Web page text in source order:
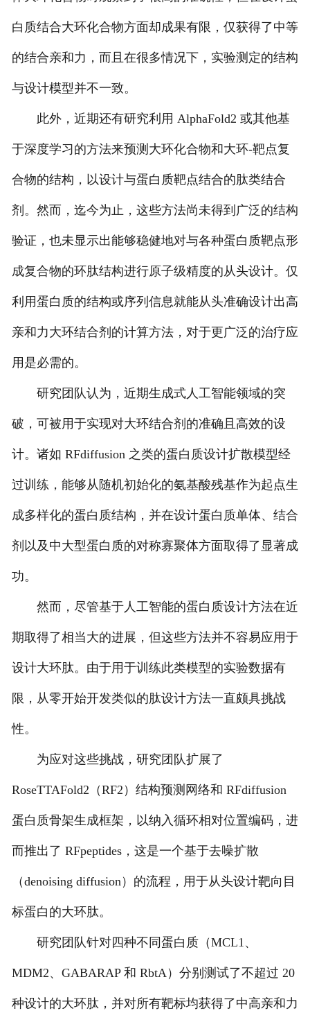
白质结合大环化合物方面却成果有限，仅获得了中等
的结合亲和力，而且在很多情况下，实验测定的结构
与设计模型并不一致。
此外，近期还有研究利用 AlphaFold2 或其他基
于深度学习的方法来预测大环化合物和大环-靶点复
合物的结构，以设计与蛋白质靶点结合的肽类结合
剂。然而，迄今为止，这些方法尚未得到广泛的结构
验证，也未显示出能够稳健地对与各种蛋白质靶点形
成复合物的环肽结构进行原子级精度的从头设计。仅
利用蛋白质的结构或序列信息就能从头准确设计出高
亲和力大环结合剂的计算方法，对于更广泛的治疗应
用是必需的。
研究团队认为，近期生成式人工智能领域的突
破，可被用于实现对大环结合剂的准确且高效的设
计。诸如 RFdiffusion 之类的蛋白质设计扩散模型经
过训练，能够从随机初始化的氨基酸残基作为起点生
成多样化的蛋白质结构，并在设计蛋白质单体、结合
剂以及中大型蛋白质的对称寡聚体方面取得了显著成
功。
然而，尽管基于人工智能的蛋白质设计方法在近
期取得了相当大的进展，但这些方法并不容易应用于
设计大环肽。由于用于训练此类模型的实验数据有
限，从零开始开发类似的肽设计方法一直颇具挑战
性。
为应对这些挑战，研究团队扩展了
RoseTTAFold2（RF2）结构预测网络和 RFdiffusion
蛋白质骨架生成框架，以纳入循环相对位置编码，进
而推出了 RFpeptides，这是一个基于去噪扩散
（denoising diffusion）的流程，用于从头设计靶向目
标蛋白的大环肽。
研究团队针对四种不同蛋白质（MCL1、
MDM2、GABARAP 和 RbtA）分别测试了不超过 20
种设计的大环肽，并对所有靶标均获得了中高亲和力